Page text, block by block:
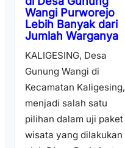
Wangi Purworejo
Lebih Banyak dari
Jumlah Warganya
KALIGESING, Desa
Gunung Wangi di
Kecamatan Kaligesing,
menjadi salah satu
pilihan dalam uji paket
wisata yang dilakukan